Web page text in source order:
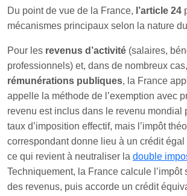
Du point de vue de la France, l’article 24
mécanismes principaux selon la nature
Pour les revenus d’activité (salaires,
professionnels) et, dans de nombreux
rémunérations publiques, la France
appelle la méthode de l’exemption avec
revenu est inclus dans le revenu mondial
taux d’imposition effectif, mais l’impôt
correspondant donne lieu à un crédit égal
ce qui revient à neutraliser la double
Techniquement, la France calcule l’impôt
des revenus, puis accorde un crédit